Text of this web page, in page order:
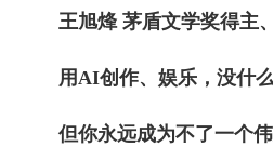
王旭烽 茅盾文学奖得主
用AI创作、娱乐，没什
但你永远成为不了一个